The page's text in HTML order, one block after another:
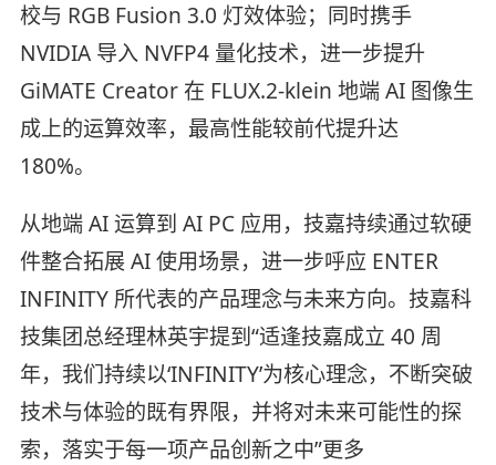
校与 RGB Fusion 3.0 灯效体验；同时携手
NVIDIA 导入 NVFP4 量化技术，进一步提升
GiMATE Creator 在 FLUX.2-klein 地端 AI 图像生
成上的运算效率，最高性能较前代提升达
180%。
从地端 AI 运算到 AI PC 应用，技嘉持续通过软硬
件整合拓展 AI 使用场景，进一步呼应 ENTER
INFINITY 所代表的产品理念与未来方向。技嘉科
技集团总经理林英宇提到“适逢技嘉成立 40 周
年，我们持续以‘INFINITY’为核心理念，不断突破
技术与体验的既有界限，并将对未来可能性的探
索，落实于每一项产品创新之中”更多